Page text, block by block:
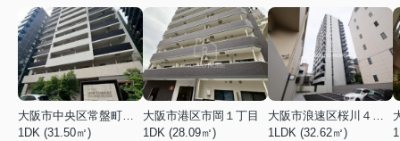
大阪市中央区常盤町２丁目
1DK (31.50㎡)
大阪市港区市岡１丁目
1DK (28.09㎡)
大阪市浪速区桜川４丁目
1LDK (32.62㎡)